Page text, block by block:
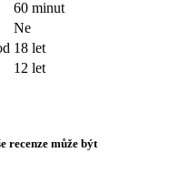
60 minut
Ne
18 let
12 let
recenze může být